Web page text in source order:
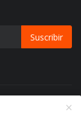
Suscribir